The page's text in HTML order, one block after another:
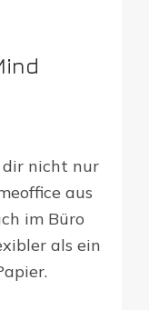
dir nicht nur
aus
im Büro
als ein